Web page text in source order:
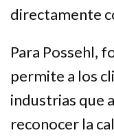
directamente
Para Possehl,
permite a los
industrias que
reconocer la